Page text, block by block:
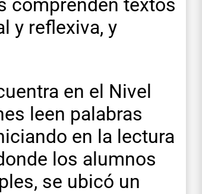
comprenden textos
y reflexiva, y
en el Nivel
leen palabras
en la lectura
los alumnos
se ubicó un